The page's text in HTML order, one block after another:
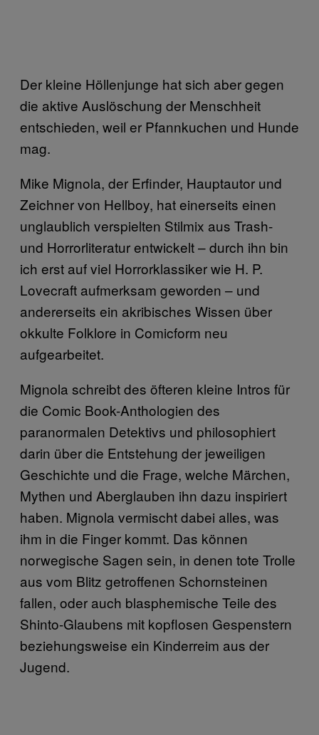
Der kleine Höllenjunge hat sich aber gegen
die aktive Auslöschung der Menschheit
entschieden, weil er Pfannkuchen und Hunde
mag.
Mike Mignola, der Erfinder, Hauptautor und
Zeichner von Hellboy, hat einerseits einen
unglaublich verspielten Stilmix aus Trash-
und Horrorliteratur entwickelt – durch ihn bin
ich erst auf viel Horrorklassiker wie H. P.
Lovecraft aufmerksam geworden – und
andererseits ein akribisches Wissen über
okkulte Folklore in Comicform neu
aufgearbeitet.
Mignola schreibt des öfteren kleine Intros für
die Comic Book-Anthologien des
paranormalen Detektivs und philosophiert
darin über die Entstehung der jeweiligen
Geschichte und die Frage, welche Märchen,
Mythen und Aberglauben ihn dazu inspiriert
haben. Mignola vermischt dabei alles, was
ihm in die Finger kommt. Das können
norwegische Sagen sein, in denen tote Trolle
aus vom Blitz getroffenen Schornsteinen
fallen, oder auch blasphemische Teile des
Shinto-Glaubens mit kopflosen Gespenstern
beziehungsweise ein Kinderreim aus der
Jugend.